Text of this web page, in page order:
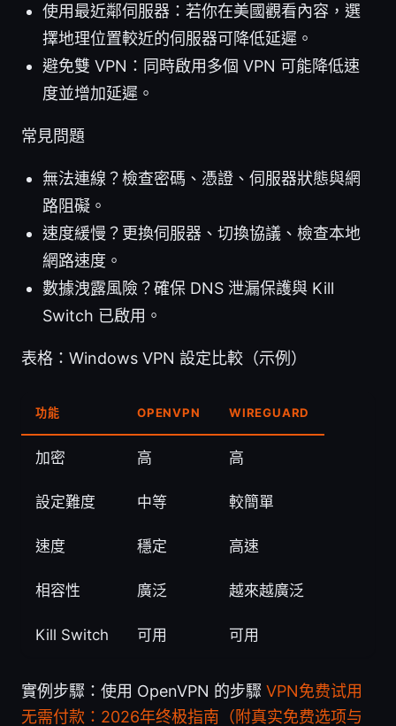
使用最近鄰伺服器：若你在美國觀看內容，選
擇地理位置較近的伺服器可降低延遲。
避免雙 VPN：同時啟用多個 VPN 可能降低速
度並增加延遲。
常見問題
無法連線？檢查密碼、憑證、伺服器狀態與網
路阻礙。
速度緩慢？更換伺服器、切換協議、檢查本地
網路速度。
數據洩露風險？確保 DNS 泄漏保護與 Kill
Switch 已啟用。
表格：Windows VPN 設定比較（示例）
功能 OPENVPN WIREGUARD
加密 高 高
設定難度 中等 較簡單
速度 穩定 高速
相容性 廣泛 越來越廣泛
Kill Switch 可用 可用
實例步驟：使用 OpenVPN 的步驟 VPN免费试用
无需付款：2026年终极指南（附真实免费选项与